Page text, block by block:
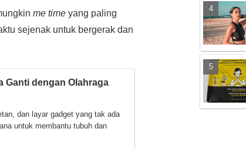
me time yang paling
sejenak untuk bergerak dan
Ganti dengan Olahraga
dan layar gadget yang tak ada
untuk membantu tubuh dan